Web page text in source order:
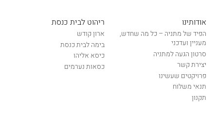
אודותינו
הפיד של מתניה – כל מה שחדש,
מעניין ועדכני
סרטון הגעה למתניה
יצירת קשר
פרויקטים שעשינו
תנאי משלוח
תקנון
ריהוט לבית כנסת
ארון קודש
בימה לבית כנסת
כיסא אליהו
כסאות נערמים